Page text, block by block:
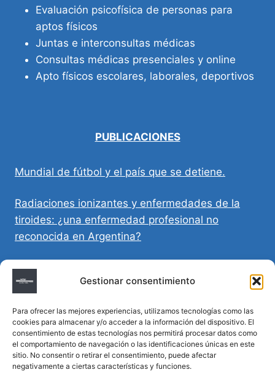
Gestionar consentimiento
Para ofrecer las mejores experiencias, utilizamos tecnologías como las
cookies para almacenar y/o acceder a la información del dispositivo. El
consentimiento de estas tecnologías nos permitirá procesar datos como
el comportamiento de navegación o las identificaciones únicas en este
sitio. No consentir o retirar el consentimiento, puede afectar
negativamente a ciertas características y funciones.
Evaluación psicofísica de personas para
aptos físicos
Juntas e interconsultas médicas
Consultas médicas presenciales y online
Apto físicos escolares, laborales, deportivos
PUBLICACIONES
Mundial de fútbol y el país que se detiene.
Radiaciones ionizantes y enfermedades de la
tiroides: ¿una enfermedad profesional no
reconocida en Argentina?
Directivas Médicas Anticipadas en Córdoba:
requisitos, registro y validez legal
Sumar vida a los años: decálogo para un
envejecimiento saludable
Determinación de la hora de muerte en